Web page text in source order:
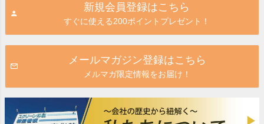
新規会員登録はこちら
すぐに使える200ポイントプレゼント！
メールマガジン登録はこちら
メルマガ限定情報をお届け！